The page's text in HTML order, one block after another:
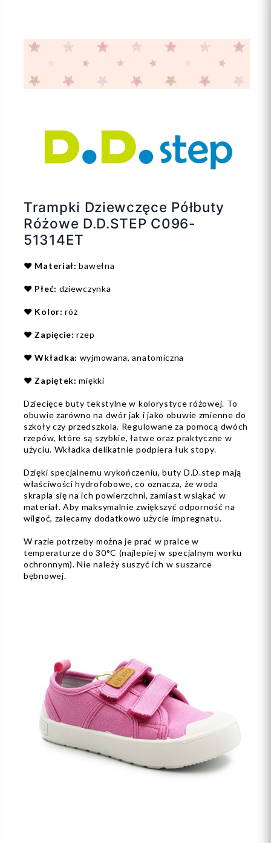
Trampki Dziewczęce Półbuty
Różowe D.D.STEP C096-
51314ET
❤️ Materiał:bawełna
❤️ Płeć: dziewczynka
❤️ Kolor:róż
❤️ Zapięcie: rzep
❤️ Wkładka: wyjmowana, anatomiczna
❤️ Zapiętek: miękki
Dziecięce buty tekstylne w kolorystyce różowej. To
obuwie zarówno na dwór jak i jako obuwie zmienne do
szkoły czy przedszkola. Regulowane za pomocą dwóch
rzepów, które są szybkie, łatwe oraz praktyczne w
użyciu. Wkładka delikatnie podpiera łuk stopy.
Dzięki specjalnemu wykończeniu, buty D.D.step mają
właściwości hydrofobowe, co oznacza, że woda
skrapla się na ich powierzchni, zamiast wsiąkać w
materiał. Aby maksymalnie zwiększyć odporność na
wilgoć, zalecamy dodatkowo użycie impregnatu.
W razie potrzeby można je prać w pralce w
temperaturze do 30°C (najlepiej w specjalnym worku
ochronnym). Nie należy suszyć ich w suszarce
bębnowej.